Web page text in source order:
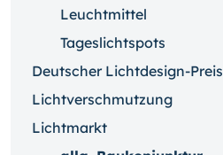
Leuchtmittel
Tageslichtspots
Deutscher Lichtdesign-Preis
Lichtverschmutzung
Lichtmarkt